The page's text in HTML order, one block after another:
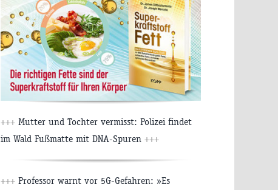
+++ Mutter und Tochter vermisst: Polizei findet
im Wald Fußmatte mit DNA-Spuren +++
+++ Professor warnt vor 5G-Gefahren: »Es